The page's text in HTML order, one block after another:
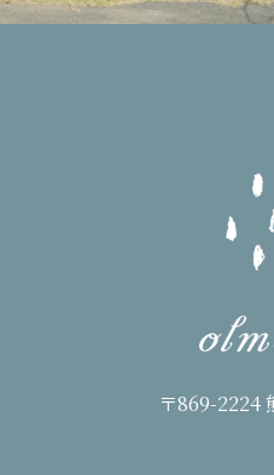
〒869-2224